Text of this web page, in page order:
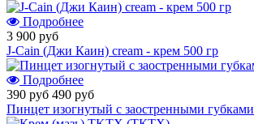
Подробнее
3 900 руб
J-Cain (Джи Каин) cream - крем 500 гр
Подробнее
390 руб 490 руб
Пинцет изогнутый с заостренными губками